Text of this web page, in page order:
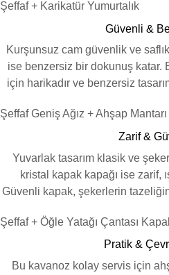
Şeffaf + Karikatür Yumurtalık
Güvenli &
Kurşunsuz cam güvenlik ve
ise benzersiz bir dokunuş katar.
için harikadır ve benzersiz
Şeffaf Geniş Ağız + Ahşap Mantarı
Zarif &
Yuvarlak tasarım klasik ve
kristal kapak kapağı ise zarif,
Güvenli kapak, şekerlerin
Şeffaf + Öğle Yatağı Çantası
Pratik &
Bu kavanoz kolay servis için